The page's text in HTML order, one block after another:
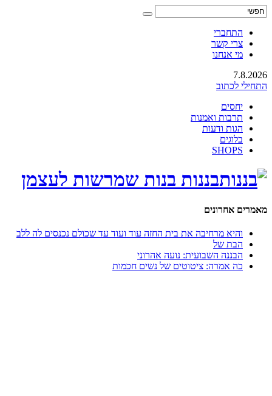
התחברי
צרי קשר
מי אנחנו
7.8.2026
התחילי לכתוב
יחסים
תרבות ואמנות
הגות ודעות
בלוגים
SHOPS
בננות בנות שמרשות לעצמן
מאמרים אחרונים
והיא מרחיבה את בית החזה עוד ועוד עד שכולם נכנסים לה ללב
הבת של
הבננה השבועית: נועה אהרוני
כה אמרה: ציטוטים של נשים חכמות